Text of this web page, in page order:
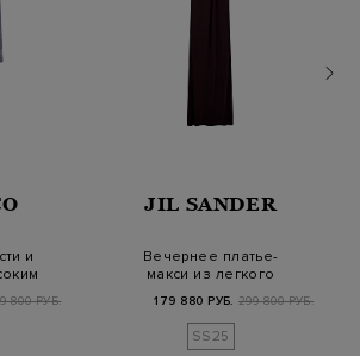
и
800 РУБ.
JIL SANDER
Вечернее платье-
макси из легкого
вискозного джерси
со…
179 880 РУБ. 299 800 РУБ.
SS25